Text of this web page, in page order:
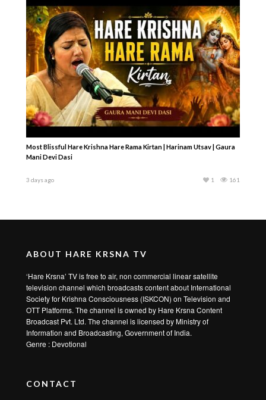
Most Blissful Hare Krishna Hare Rama Kirtan | Harinam Utsav | Gaura
Mani Devi Dasi
3 days ago 161
1
ABOUT HARE KRSNA TV
‘Hare Krsna’ TV is free to air, non commercial linear satellite
television channel which broadcasts content about International
Society for Krishna Consciousness (ISKCON) on Television and
OTT Platforms. The channel is owned by Hare Krsna Content
Broadcast Pvt. Ltd. The channel is licensed by Ministry of
Information and Broadcasting, Government of India.
Genre : Devotional
CONTACT